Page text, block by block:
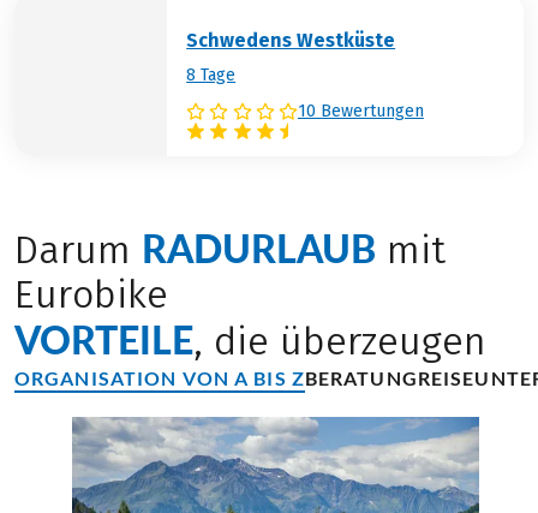
Schwedens Westküste
8 Tage
10 Bewertungen
Darum RADURLAUB mit
Eurobike
VORTEILE, die überzeugen
ORGANISATION VON A BIS ZBERATUNG